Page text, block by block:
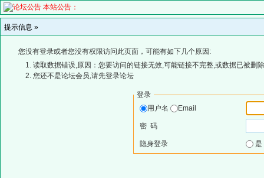
本站公告：
提示信息 »
您没有登录或者您没有权限访问此页面，可能有如下几个原因:
读取数据错误,原因：您要访问的链接无效,可能链接不完整,或数据已被删
您还不是论坛会员,请先登录论坛
登录
用户名
Email
密 码
隐身登录